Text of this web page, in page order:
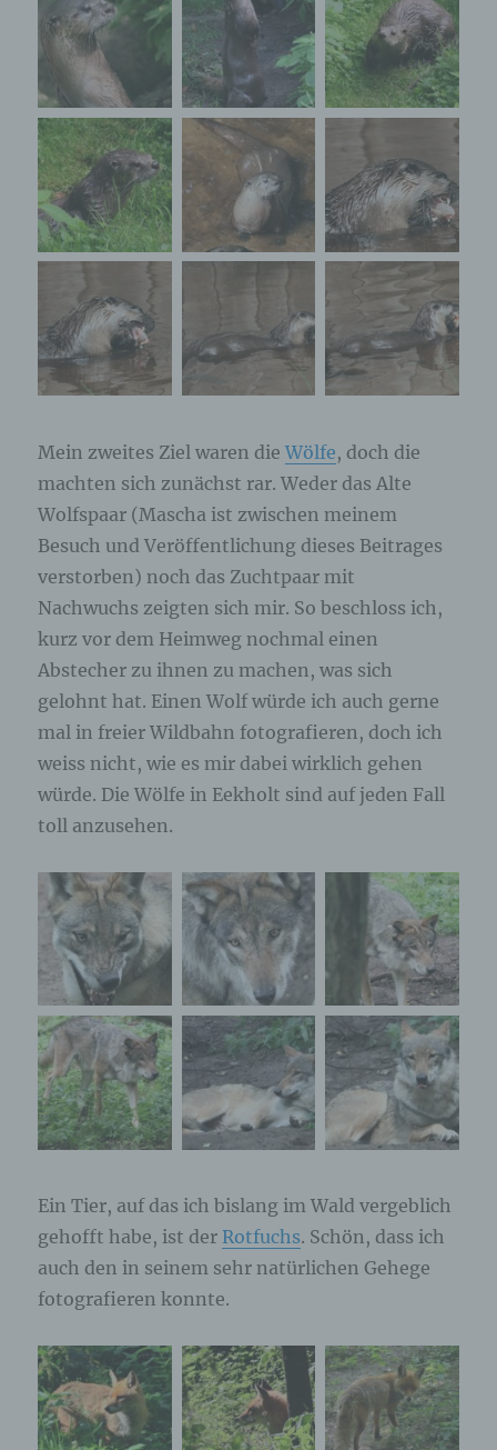
Mein zweites Ziel waren dieWölfe, doch die
machten sich zunächst rar. Weder das Alte
Wolfspaar (Mascha ist zwischen meinem
Besuch und Veröffentlichung dieses Beitrages
verstorben) noch das Zuchtpaar mit
Nachwuchs zeigten sich mir. So beschloss ich,
kurz vor dem Heimweg nochmal einen
Abstecher zu ihnen zu machen, was sich
gelohnt hat. Einen Wolf würde ich auch gerne
mal in freier Wildbahn fotografieren, doch ich
weiss nicht, wie es mir dabei wirklich gehen
würde. Die Wölfe in Eekholt sind auf jeden Fall
toll anzusehen.
Ein Tier, auf das ich bislang im Wald vergeblich
gehofft habe, ist der Rotfuchs. Schön, dass ich
auch den in seinem sehr natürlichen Gehege
fotografieren konnte.